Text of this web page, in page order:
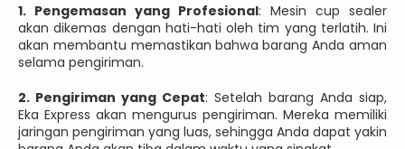
1. Pengemasan yang Profesional: Mesin cup sealer
akan dikemas dengan hati-hati oleh tim yang terlatih. Ini
akan membantu memastikan bahwa barang Anda aman
selama pengiriman.
2. Pengiriman yang Cepat: Setelah barang Anda siap,
Eka Express akan mengurus pengiriman. Mereka memiliki
jaringan pengiriman yang luas, sehingga Anda dapat yakin